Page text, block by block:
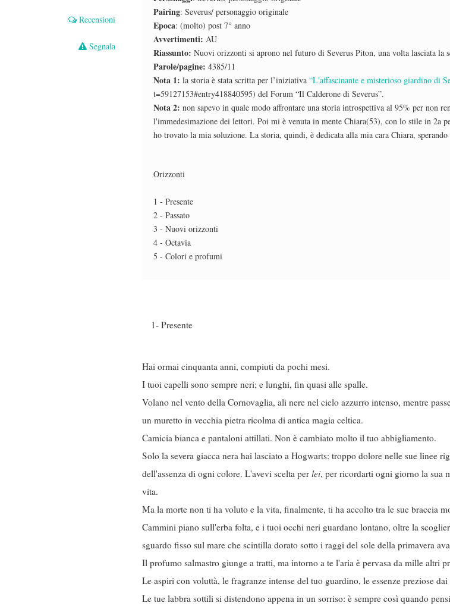
Recensioni
Segnala
Pairing: Severus/ personaggio originale
Epoca: (molto) post 7° anno
Avvertimenti: AU
Riassunto: Nuovi orizzonti si aprono nel futuro di Severus Piton, una volta lasciata la
Parole/pagine: 4385/11
Nota 1: la storia è stata scritta per l’iniziativa “L'affascinante e misterioso giardino di
t=59127153#entry418840595) del Forum “Il Calderone di Severus”.
Nota 2: non sapevo in quale modo affrontare una storia introspettiva al 95% per non
l'immedesimazione dei lettori. Poi mi è venuta in mente Chiara(53), con lo stile in 2a
ho trovato la mia soluzione. La storia, quindi, è dedicata alla mia cara Chiara, sperando
Orizzonti
1 - Presente
2 - Passato
3 - Nuovi orizzonti
4 - Octavia
5 - Colori e profumi
1- Presente
Hai ormai cinquanta anni, compiuti da pochi mesi.
I tuoi capelli sono sempre neri; e lunghi, fin quasi alle spalle.
Volano nel vento della Cornovaglia, ali nere nel cielo azzurro intenso, mentre
un muretto in vecchia pietra ricolma di antica magia celtica.
Camicia bianca e pantaloni attillati. Non è cambiato molto il tuo abbigliamento.
Solo la severa giacca nera hai lasciato a Hogwarts: troppo dolore nelle sue linee
dell'assenza di ogni colore. L'avevi scelta per lei, per ricordarti ogni giorno la sua
vita.
Ma la morte non ti ha voluto e la vita, finalmente, ti ha accolto tra le sue braccia
Cammini piano sull'erba folta, e i tuoi occhi neri guardano lontano, oltre la
sguardo fisso sul mare che scintilla dorato sotto i raggi del sole della primavera
Il profumo salmastro giunge a tratti, ma intorno a te l'aria è pervasa da mille altri
Le aspiri con voluttà, le fragranze intense del tuo guardino, le essenze preziose
Le tue labbra sottili si distendono appena in un sorriso: è sempre così quando